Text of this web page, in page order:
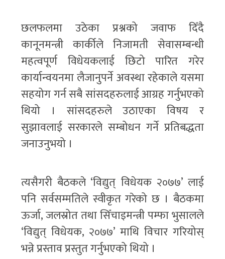
छलफलमा उठेका प्रश्नको जवाफ दिँदै
कानूनमन्त्री कार्कीले निजामती सेवासम्बन्धी
महत्वपूर्ण विधेयकलाई छिटो पारित गरेर
कार्यान्वयनमा लैजानुपर्ने अवस्था रहेकाले यसमा
सहयोग गर्न सबै सांसदहरुलाई आग्रह गर्नुभएको
थियो । सांसदहरुले उठाएका विषय र
सुझावलाई सरकारले सम्बोधन गर्ने प्रतिबद्धता
जनाउनुभयो ।
त्यसैगरी बैठकले ‘विद्युत् विधेयक २०७७’ लाई
पनि सर्वसम्मतिले स्वीकृत गरेको छ । बैठकमा
ऊर्जा, जलस्रोत तथा सिँचाइमन्त्री पम्फा भुसालले
‘विद्युत् विधेयक, २०७७’ माथि विचार गरियोस्
भन्ने प्रस्ताव प्रस्तुत गर्नुभएको थियो ।